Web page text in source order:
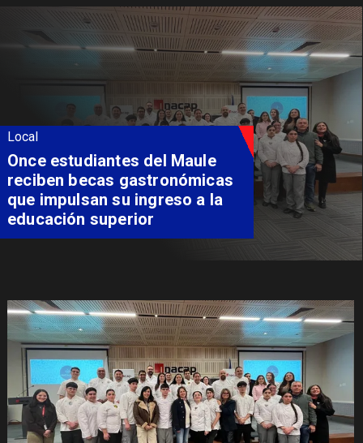
Local
Álvarez-Salamanca lidera la
apuesta regional para
consolidar el Paso Pehuenche
como alternativa a Los
Libertadores